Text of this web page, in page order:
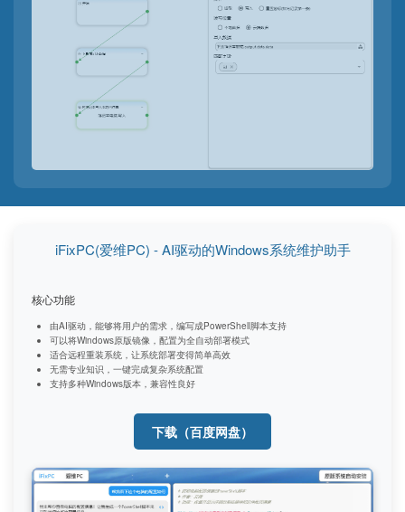
iFixPC(爱维PC) - AI驱动的Windows系统维护助手
核心功能
由AI驱动，能够将用户的需求，编写成PowerShell脚本支持
可以将Windows原版镜像，配置为全自动部署模式
适合远程重装系统，让系统部署变得简单高效
无需专业知识，一键完成复杂系统配置
支持多种Windows版本，兼容性良好
下载（百度网盘）